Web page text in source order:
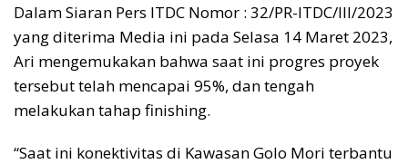
Dalam Siaran Pers ITDC Nomor : 32/PR-ITDC/III/2023
yang diterima Media ini pada Selasa 14 Maret 2023,
Ari mengemukakan bahwa saat ini progres proyek
tersebut telah mencapai 95%, dan tengah
melakukan tahap finishing.
“Saat ini konektivitas di Kawasan Golo Mori terbantu